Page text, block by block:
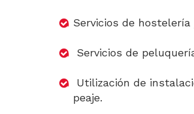
Servicios de
Servicios de
Utilización de
peaje.